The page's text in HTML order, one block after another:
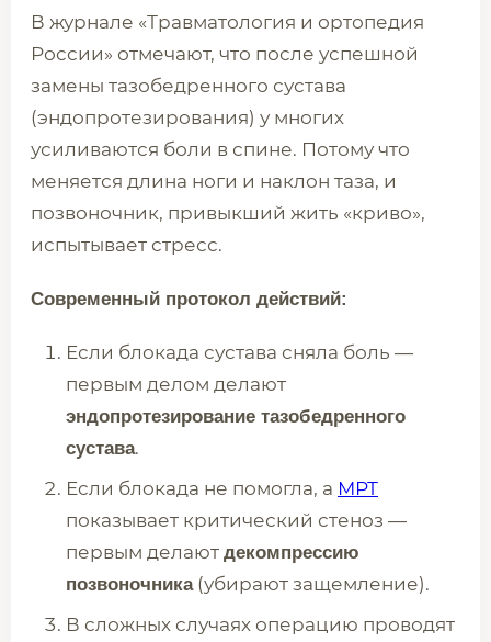
В журнале «Травматология и ортопедия
России» отмечают, что после успешной
замены тазобедренного сустава
(эндопротезирования) у многих
усиливаются боли в спине. Потому что
меняется длина ноги и наклон таза, и
позвоночник, привыкший жить «криво»,
испытывает стресс.
Современный протокол действий:
Если блокада сустава сняла боль —
первым делом делают
эндопротезирование тазобедренного
сустава.
Если блокада не помогла, а МРТ
показывает критический стеноз —
первым делают декомпрессию
позвоночника(убирают защемление).
В сложных случаях операцию проводят